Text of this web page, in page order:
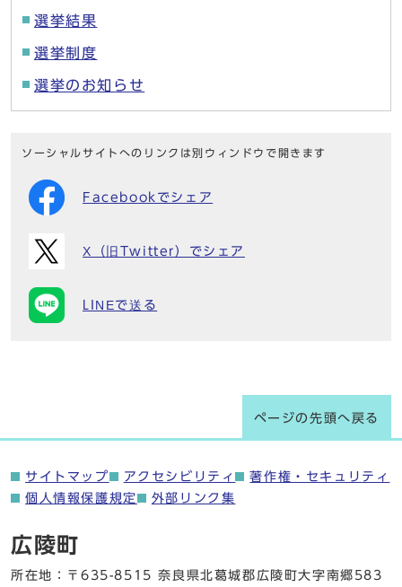
選挙結果
選挙制度
選挙のお知らせ
ソーシャルサイトへのリンクは別ウィンドウで開きます
Facebookでシェア
X（旧Twitter）でシェア
LINEで送る
ページの先頭へ戻る
サイトマップ アクセシビリティ
著作権・セキュリティ
個人情報保護規定
外部リンク集
広陵町
所在地：〒635-8515 奈良県北葛城郡広陵町大字南郷583